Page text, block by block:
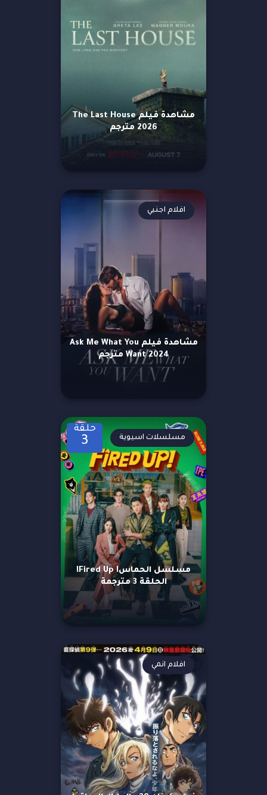
مشاهدة فيلم The Last House
2026 مترجم
مشاهدة فيلم Ask Me What You
Want 2024 مترجم
افلام اجنبي
حلقة
3
مسلسل الحماس! Fired Up!
الحلقة 3 مترجمة
مسلسلات اسيوية
افلام انمي